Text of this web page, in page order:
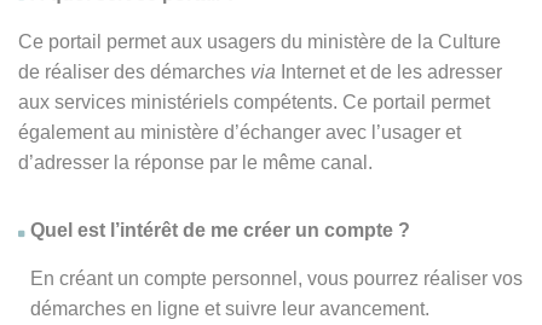
Ce portail permet aux usagers du ministère de la Culture
de réaliser des démarches via Internet et de les adresser
aux services ministériels compétents. Ce portail permet
également au ministère d’échanger avec l’usager et
d’adresser la réponse par le même canal.
Quel est l’intérêt de me créer un compte ?
En créant un compte personnel, vous pourrez réaliser vos
démarches en ligne et suivre leur avancement.